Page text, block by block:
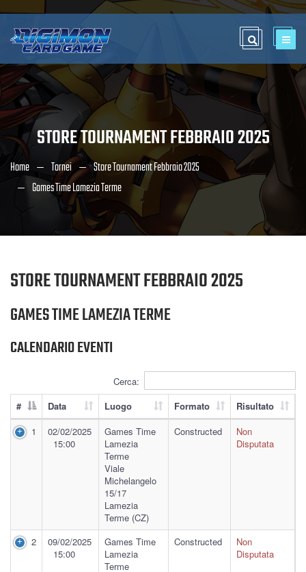
STORE TOURNAMENT FEBBRAIO 2025
Home Tornei
Store Tournament Febbraio 2025
Games Time Lamezia Terme
STORE TOURNAMENT FEBBRAIO 2025
GAMES TIME LAMEZIA TERME
CALENDARIO EVENTI
Cerca:
#
Data Luogo Formato
Risultato
1
02/02/2025
15:00
Games Time
Lamezia
Terme
Viale
Michelangelo
15/17
Lamezia
Terme (CZ)
Constructed
Non
Disputata
2
09/02/2025
15:00
Games Time
Lamezia
Terme
Constructed
Non
Disputata